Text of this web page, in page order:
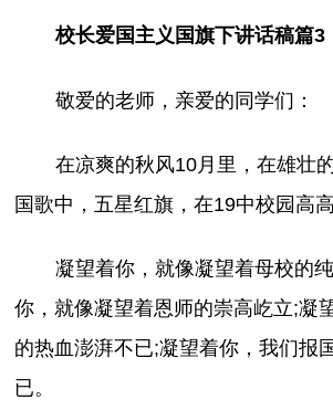
校长爱国主义国旗下讲话稿篇3
敬爱的老师，亲爱的同学们：
在凉爽的秋风10月里，在雄壮
国歌中，五星红旗，在19中校园
凝望着你，就像凝望着母校的
你，就像凝望着恩师的崇高屹立;凝
的热血澎湃不已;凝望着你，我们报
已。